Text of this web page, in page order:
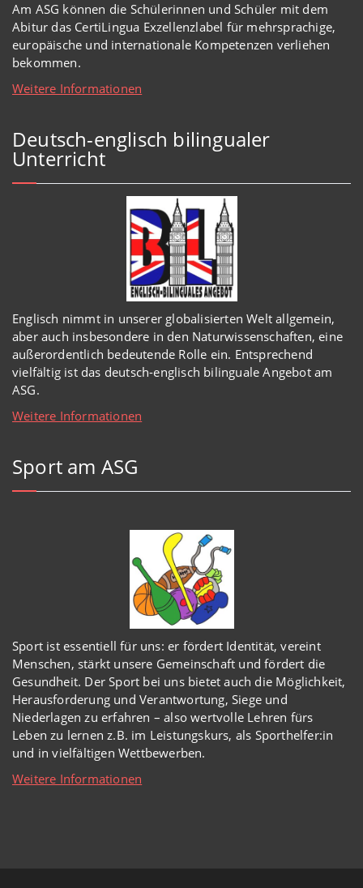
Am ASG können die Schülerinnen und Schüler mit dem
Abitur das CertiLingua Exzellenzlabel für mehrsprachige,
europäische und internationale Kompetenzen verliehen
bekommen.
Weitere Informationen
Deutsch-englisch bilingualer
Unterricht
Englisch nimmt in unserer globalisierten Welt allgemein,
aber auch insbesondere in den Naturwissenschaften, eine
außerordentlich bedeutende Rolle ein. Entsprechend
vielfältig ist das deutsch-englisch bilinguale Angebot am
ASG.
Weitere Informationen
Sport am ASG
Sport ist essentiell für uns: er fördert Identität, vereint
Menschen, stärkt unsere Gemeinschaft und fördert die
Gesundheit. Der Sport bei uns bietet auch die Möglichkeit,
Herausforderung und Verantwortung, Siege und
Niederlagen zu erfahren – also wertvolle Lehren fürs
Leben zu lernen z.B. im Leistungskurs, als Sporthelfer:in
und in vielfältigen Wettbewerben.
Weitere Informationen